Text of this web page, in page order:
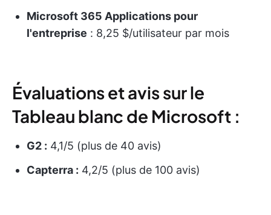
Microsoft 365 Applications pour
l'entreprise : 8,25 $/utilisateur par mois
Évaluations et avis sur le
Tableau blanc de Microsoft :
G2 : 4,1/5 (plus de 40 avis)
Capterra : 4,2/5 (plus de 100 avis)